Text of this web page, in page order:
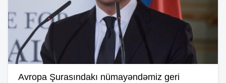
Avropa Şurasındakı nümayəndəmiz geri